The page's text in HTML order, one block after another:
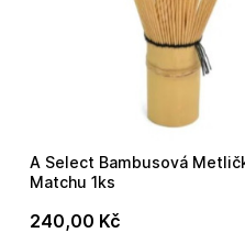
A Select Bambusová
Matchu 1ks
240,00 Kč